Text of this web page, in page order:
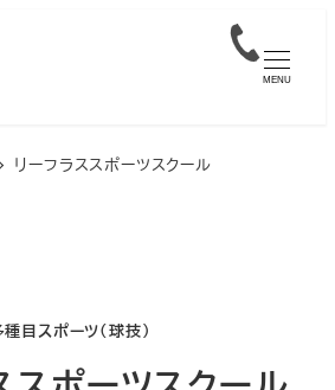
MENU
リーフラススポーツスクール
種目スポーツ（球技）